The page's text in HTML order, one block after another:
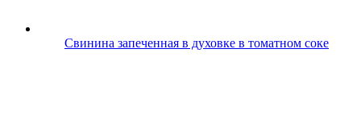
Свинина запеченная в духовке в томатном соке